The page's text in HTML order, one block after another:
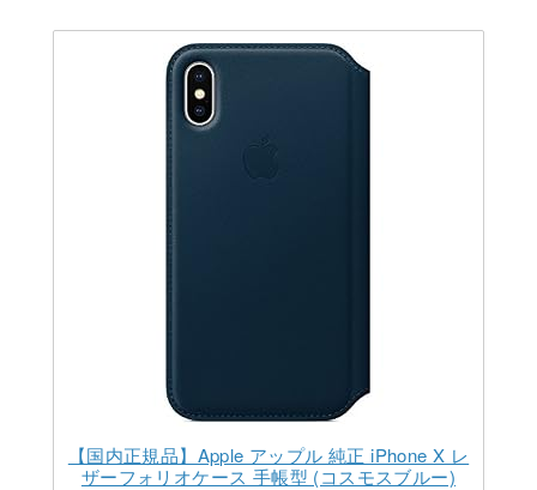
【国内正規品】Apple アップル 純正 iPhone X レ
ザーフォリオケース 手帳型 (コスモスブルー)